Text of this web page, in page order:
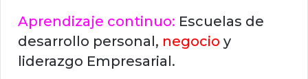
Aprendizaje continuo: Escuelas de
desarrollo personal, negocio y
liderazgo Empresarial.